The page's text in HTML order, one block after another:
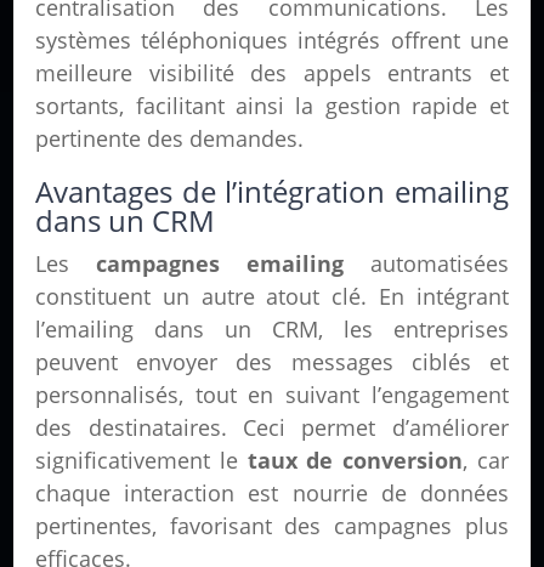
centralisation des communications. Les
systèmes téléphoniques intégrés offrent une
meilleure visibilité des appels entrants et
sortants, facilitant ainsi la gestion rapide et
pertinente des demandes.
Avantages de l’intégration emailing
dans un CRM
Lescampagnes emailingautomatisées
constituent un autre atout clé. En intégrant
l’emailing dans un CRM, les entreprises
peuvent envoyer des messages ciblés et
personnalisés, tout en suivant l’engagement
des destinataires. Ceci permet d’améliorer
significativement le taux de conversion, car
chaque interaction est nourrie de données
pertinentes, favorisant des campagnes plus
efficaces.